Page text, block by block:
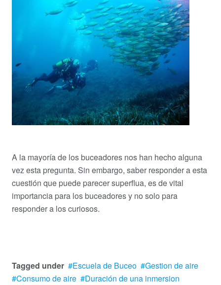
A la mayoría de los buceadores nos han hecho alguna
vez esta pregunta. Sin embargo, saber responder a esta
cuestión que puede parecer superflua, es de vital
importancia para los buceadores y no solo para
responder a los curiosos.
Tagged under Escuela de Buceo
Gestion de aire
Consumo de aire
Duración de una inmersion